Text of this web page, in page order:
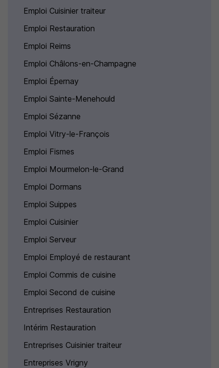
Emploi Cuisinier traiteur
Emploi Restauration
Emploi Reims
Emploi Châlons-en-Champagne
Emploi Épernay
Emploi Sainte-Menehould
Emploi Sézanne
Emploi Vitry-le-François
Emploi Fismes
Emploi Mourmelon-le-Grand
Emploi Dormans
Emploi Suippes
Emploi Cuisinier
Emploi Serveur
Emploi Employé de restaurant
Emploi Commis de cuisine
Emploi Second de cuisine
Entreprises Restauration
Intérim Restauration
Entreprises Cuisinier traiteur
Entreprises Vrigny